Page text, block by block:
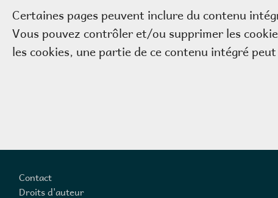
Certaines pages peuvent inclure du contenu
Vous pouvez contrôler et/ou supprimer les
les cookies, une partie de ce contenu intégré
Footer
Contact
Droits d'auteur